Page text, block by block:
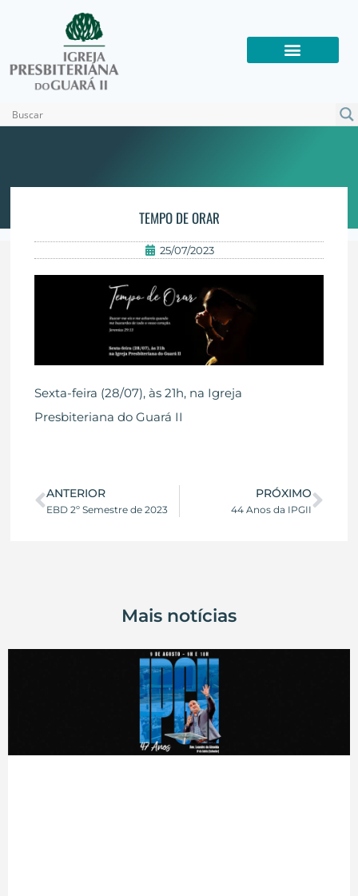
TEMPO DE ORAR
25/07/2023
Sexta-feira (28/07), às 21h, na Igreja
Presbiteriana do Guará II
ANTERIOR
EBD 2º Semestre de 2023
PRÓXIMO
44 Anos da IPGII
Mais notícias